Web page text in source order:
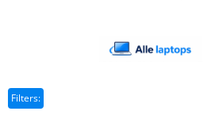
Filters: